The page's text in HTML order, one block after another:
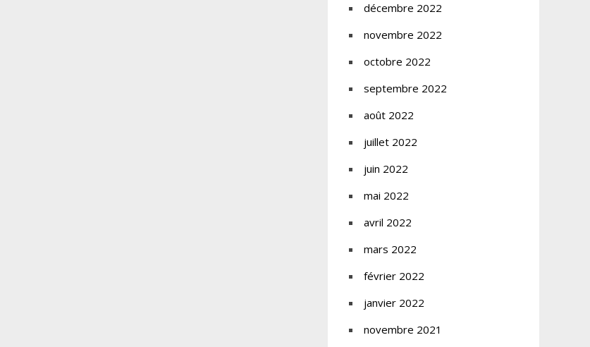
décembre 2022
novembre 2022
octobre 2022
septembre 2022
août 2022
juillet 2022
juin 2022
mai 2022
avril 2022
mars 2022
février 2022
janvier 2022
novembre 2021